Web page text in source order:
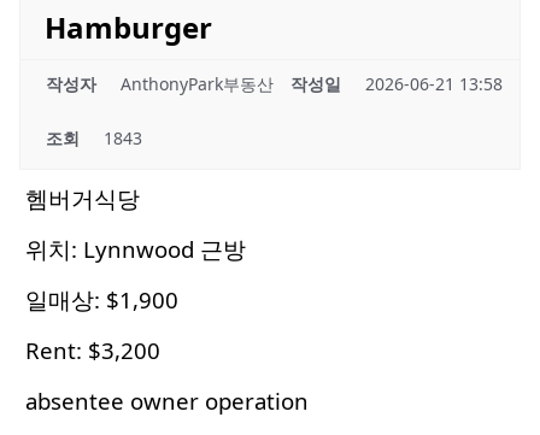
Hamburger
작성자 AnthonyPark부동산 작성일 2026-06-21 13:58
조회 1843
헴버거식당
위치: Lynnwood 근방
일매상: $1,900
Rent: $3,200
absentee owner operation